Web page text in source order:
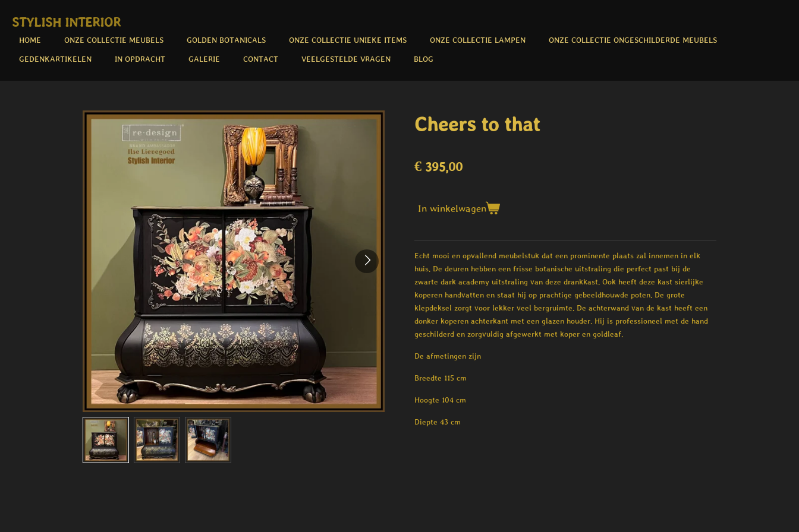
direct
naar
hoofdinhoud
STYLISH INTERIOR
HOME ONZE COLLECTIE MEUBELS GOLDEN BOTANICALS ONZE COLLECTIE UNIEKE ITEMS ONZE COLLECTIE LAMPEN ONZE COLLECTIE ONGESCHILDERDE MEUBELS
GEDENKARTIKELEN IN OPDRACHT GALERIE CONTACT VEELGESTELDE VRAGEN BLOG
Cheers to that
€ 395,00
In winkelwagen
Echt mooi en opvallend meubelstuk dat een prominente plaats zal innemen in elk
huis. De deuren hebben een frisse botanische uitstraling die perfect past bij de
zwarte dark academy uitstraling van deze drankkast. Ook heeft deze kast sierlijke
koperen handvatten en staat hij op prachtige gebeeldhouwde poten. De grote
klepdeksel zorgt voor lekker veel bergruimte. De achterwand van de kast heeft een
donker koperen achterkant met een glazen houder. Hij is professioneel met de hand
geschilderd en zorgvuldig afgewerkt met koper en goldleaf.
De afmetingen zijn
Breedte 115 cm
Hoogte 104 cm
Diepte 43 cm